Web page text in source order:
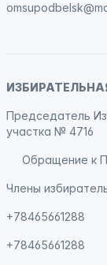
Председатель
участка № 4716
Обращение к
Члены
+78465661288
+78465661288